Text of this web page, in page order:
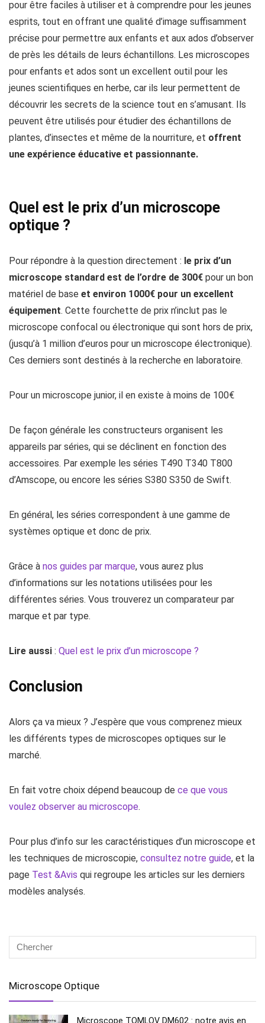
pour être faciles à utiliser et à comprendre pour les jeunes
esprits, tout en offrant une qualité d’image suffisamment
précise pour permettre aux enfants et aux ados d’observer
de près les détails de leurs échantillons. Les microscopes
pour enfants et ados sont un excellent outil pour les
jeunes scientifiques en herbe, car ils leur permettent de
découvrir les secrets de la science tout en s’amusant. Ils
peuvent être utilisés pour étudier des échantillons de
plantes, d’insectes et même de la nourriture, et offrent
une expérience éducative et passionnante.
Quel est le prix d’un microscope
optique ?
Pour répondre à la question directement : le prix d’un
microscope standard est de l’ordre de 300€ pour un bon
matériel de base et environ 1000€ pour un excellent
équipement. Cette fourchette de prix n’inclut pas le
microscope confocal ou électronique qui sont hors de prix,
(jusqu’à 1 million d’euros pour un microscope électronique).
Ces derniers sont destinés à la recherche en laboratoire.
Pour un microscope junior, il en existe à moins de 100€
De façon générale les constructeurs organisent les
appareils par séries, qui se déclinent en fonction des
accessoires. Par exemple les séries T490 T340 T800
d’Amscope, ou encore les séries S380 S350 de Swift.
En général, les séries correspondent à une gamme de
systèmes optique et donc de prix.
Grâce à nos guides par marque, vous aurez plus
d’informations sur les notations utilisées pour les
différentes séries. Vous trouverez un comparateur par
marque et par type.
Lire aussi : Quel est le prix d’un microscope ?
Conclusion
Alors ça va mieux ? J’espère que vous comprenez mieux
les différents types de microscopes optiques sur le
marché.
En fait votre choix dépend beaucoup de ce que vous
voulez observer au microscope.
Pour plus d’info sur les caractéristiques d’un microscope et
les techniques de microscopie, consultez notre guide, et la
page Test &Avis qui regroupe les articles sur les derniers
modèles analysés.
Microscope Optique
Microscope TOMLOV DM602 : notre avis en